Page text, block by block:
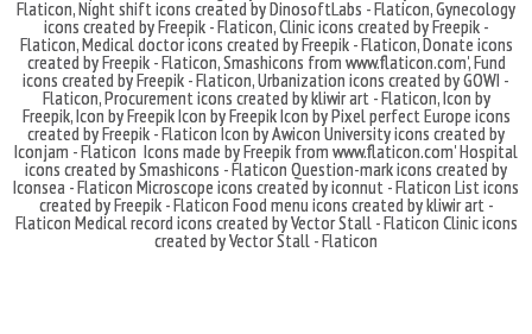
Flaticon,Night shift icons created by DinosoftLabs - Flaticon,Gynecology
icons created by Freepik - Flaticon,Clinic icons created by Freepik -
Flaticon,Medical doctor icons created by Freepik - Flaticon,Donate icons
created by Freepik - Flaticon,Smashicons from www.flaticon.com',Fund
icons created by Freepik - Flaticon,Urbanization icons created by GOWI -
Flaticon,Procurement icons created by kliwir art - Flaticon,Icon by
Freepik,Icon by FreepikIcon by FreepikIcon by Pixel perfectEurope icons
created by Freepik - Flaticon Icon by Awicon University icons created by
Iconjam - Flaticon Icons made byFreepik from www.flaticon.com'Hospital
icons created by Smashicons - Flaticon Question-mark icons created by
Iconsea - Flaticon Microscope icons created by iconnut - Flaticon List icons
created by Freepik - Flaticon Food menu icons created by kliwir art -
Flaticon Medical record icons created by Vector Stall - Flaticon Clinic icons
created by Vector Stall - Flaticon